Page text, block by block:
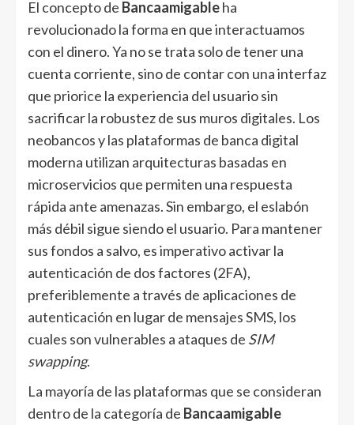
El concepto de Bancaamigableha
revolucionado la forma en que interactuamos
con el dinero. Ya no se trata solo de tener una
cuenta corriente, sino de contar con una interfaz
que priorice la experiencia del usuario sin
sacrificar la robustez de sus muros digitales. Los
neobancos y las plataformas de banca digital
moderna utilizan arquitecturas basadas en
microservicios que permiten una respuesta
rápida ante amenazas. Sin embargo, el eslabón
más débil sigue siendo el usuario. Para mantener
sus fondos a salvo, es imperativo activar la
autenticación de dos factores (2FA),
preferiblemente a través de aplicaciones de
autenticación en lugar de mensajes SMS, los
cuales son vulnerables a ataques de SIM
swapping.
La mayoría de las plataformas que se consideran
dentro de la categoría de Bancaamigable